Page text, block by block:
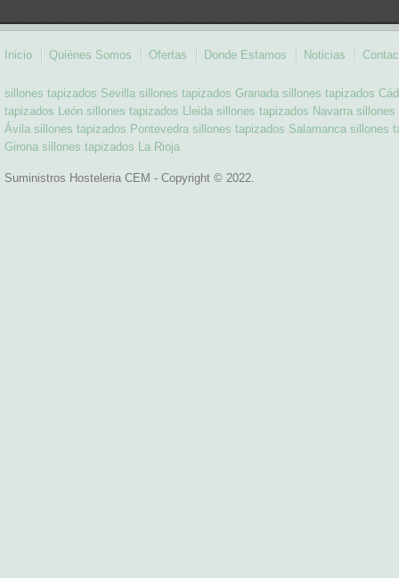
Inicio Quiénes Somos Ofertas Donde Estamos Noticias
sillones tapizados Sevilla sillones tapizados Granada sillones tapizados
tapizados León sillones tapizados Lleida sillones tapizados Navarra sillones
Ávila sillones tapizados Pontevedra sillones tapizados Salamanca sillones
Girona sillones tapizados La Rioja
Suministros Hosteleria CEM - Copyright © 2022.